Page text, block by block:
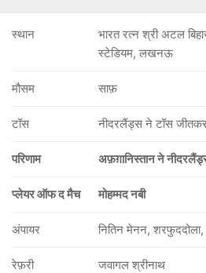
स्थान
भारत रत्न श्री अटल
स्टेडियम, लखनऊ
मौसम साफ़
टॉस नीदरलैंड्स ने टॉस
परिणाम अफ़ग़ानिस्तान ने
प्लेयर ऑफ द मैच मोहम्मद नबी
अंपायर नितिन मेनन,
रेफ़री जवागल श्रीनाथ